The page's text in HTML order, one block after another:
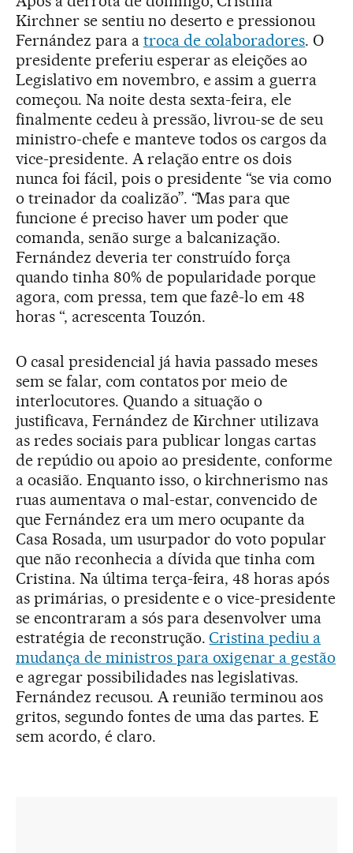
Kirchner se sentiu no deserto e pressionou
Fernández para a troca de colaboradores. O
presidente preferiu esperar as eleições ao
Legislativo em novembro, e assim a guerra
começou. Na noite desta sexta-feira, ele
finalmente cedeu à pressão, livrou-se de seu
ministro-chefe e manteve todos os cargos da
vice-presidente. A relação entre os dois
nunca foi fácil, pois o presidente “se via como
o treinador da coalizão”. “Mas para que
funcione é preciso haver um poder que
comanda, senão surge a balcanização.
Fernández deveria ter construído força
quando tinha 80% de popularidade porque
agora, com pressa, tem que fazê-lo em 48
horas “, acrescenta Touzón.
O casal presidencial já havia passado meses
sem se falar, com contatos por meio de
interlocutores. Quando a situação o
justificava, Fernández de Kirchner utilizava
as redes sociais para publicar longas cartas
de repúdio ou apoio ao presidente, conforme
a ocasião. Enquanto isso, o kirchnerismo nas
ruas aumentava o mal-estar, convencido de
que Fernández era um mero ocupante da
Casa Rosada, um usurpador do voto popular
que não reconhecia a dívida que tinha com
Cristina. Na última terça-feira, 48 horas após
as primárias, o presidente e o vice-presidente
se encontraram a sós para desenvolver uma
estratégia de reconstrução.Cristina pediu a
mudança de ministros para oxigenar a gestão
e agregar possibilidades nas legislativas.
Fernández recusou. A reunião terminou aos
gritos, segundo fontes de uma das partes. E
sem acordo, é claro.